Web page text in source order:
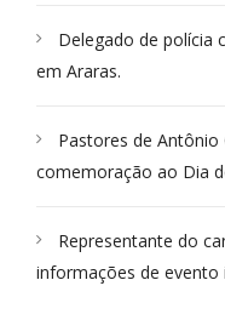
Delegado de polícia
em Araras.
Pastores de Antônio
comemoração ao Dia
Representante do
informações de evento